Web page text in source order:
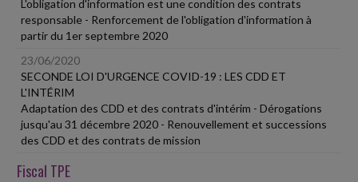
L'obligation d'information est une condition des contrats
responsable - Renforcement de l'obligation d'information à
partir du 1er septembre 2020
23/06/2020
SECONDE LOI D'URGENCE COVID-19 : LES CDD ET
L'INTÉRIM
Adaptation des CDD et des contrats d'intérim - Dérogations
jusqu'au 31 décembre 2020 - Renouvellement et successions
des CDD et des contrats de mission
Fiscal TPE